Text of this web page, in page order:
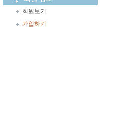
회원보기
가입하기